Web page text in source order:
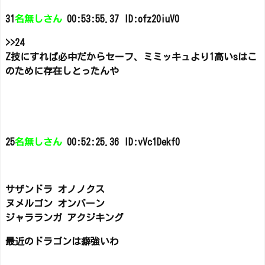
31 名無しさん 00:53:55.37 ID:ofz20iuV0
>>24
Z技にすれば必中だからセーフ、
ミミッキュより1高いsはこ
のために存在しとったんや
25名無しさん 00:52:25.36 ID:vVc1Dekf0
サザンドラ オノノクス
ヌメルゴン オンバーン
ジャラランガ アクジキング
最近のドラゴンは癖強いわ